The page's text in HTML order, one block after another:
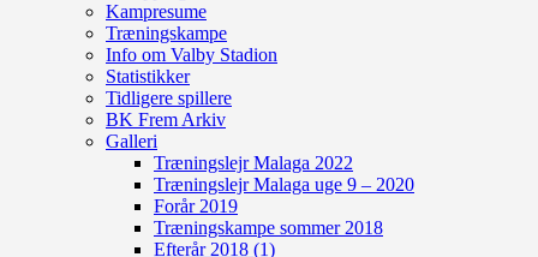
Kampresume
Træningskampe
Info om Valby Stadion
Statistikker
Tidligere spillere
BK Frem Arkiv
Galleri
Træningslejr Malaga 2022
Træningslejr Malaga uge 9 – 2020
Forår 2019
Træningskampe sommer 2018
Efterår 2018 (1)